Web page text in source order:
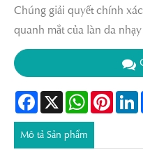
Chúng giải quyết chính
quanh mắt của làn da
Facebook
X WhatsAppPinterest
Mô tả Sản phẩm